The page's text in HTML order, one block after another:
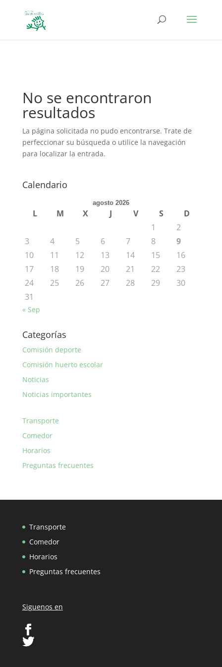
No se encontraron
resultados
La página solicitada no pudo encontrarse. Trate de
perfeccionar su búsqueda o utilice la navegación
para localizar la entrada.
Calendario
agosto 2026
L M X J V S
D
1
2
3
4 5 6 7 8
9
10
11 12 13 14 15
16
17
18 19 20 21 22
23
24
25 26 27 28 29
30
31
« Sep
Categorías
Comisión deporte
Comisión huerto escolar
Noticias
Noticias importantes
Transporte
Comedor
Horarios
Preguntas frecuentes
Transporte
Comedor
Horarios
Preguntas frecuentes
Siguenos en